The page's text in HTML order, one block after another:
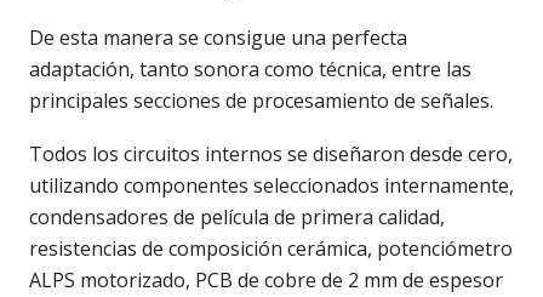
De esta manera se consigue una perfecta
adaptación, tanto sonora como técnica, entre las
principales secciones de procesamiento de señales.
Todos los circuitos internos se diseñaron desde cero,
utilizando componentes seleccionados internamente,
condensadores de película de primera calidad,
resistencias de composición cerámica, potenciómetro
ALPS motorizado, PCB de cobre de 2 mm de espesor